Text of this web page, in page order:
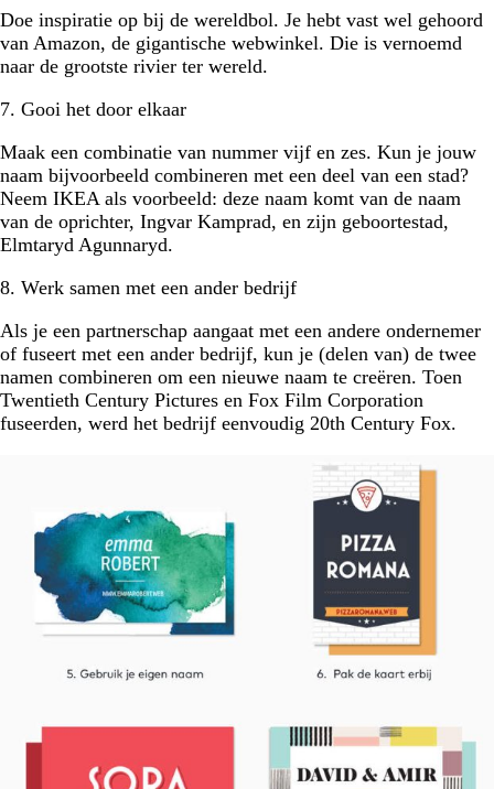
Doe inspiratie op bij de wereldbol. Je hebt vast wel gehoord
van Amazon, de gigantische webwinkel. Die is vernoemd
naar de grootste rivier ter wereld.
7. Gooi het door elkaar
Maak een combinatie van nummer vijf en zes. Kun je jouw
naam bijvoorbeeld combineren met een deel van een stad?
Neem IKEA als voorbeeld: deze naam komt van de naam
van de oprichter, Ingvar Kamprad, en zijn geboortestad,
Elmtaryd Agunnaryd.
8. Werk samen met een ander bedrijf
Als je een partnerschap aangaat met een andere ondernemer
of fuseert met een ander bedrijf, kun je (delen van) de twee
namen combineren om een nieuwe naam te creëren. Toen
Twentieth Century Pictures en Fox Film Corporation
fuseerden, werd het bedrijf eenvoudig 20th Century Fox.